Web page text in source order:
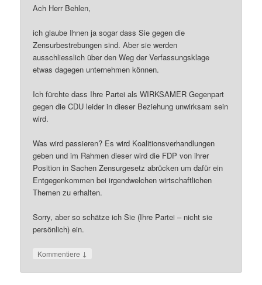
Ach Herr Behlen,
ich glaube Ihnen ja sogar dass Sie gegen die
Zensurbestrebungen sind. Aber sie werden
ausschliesslich über den Weg der Verfassungsklage
etwas dagegen unternehmen können.
Ich fürchte dass Ihre Partei als WIRKSAMER Gegenpart
gegen die CDU leider in dieser Beziehung unwirksam sein
wird.
Was wird passieren? Es wird Koalitionsverhandlungen
geben und im Rahmen dieser wird die FDP von ihrer
Position in Sachen Zensurgesetz abrücken um dafür ein
Entgegenkommen bei irgendwelchen wirtschaftlichen
Themen zu erhalten.
Sorry, aber so schätze ich Sie (Ihre Partei – nicht sie
persönlich) ein.
Kommentiere ↓